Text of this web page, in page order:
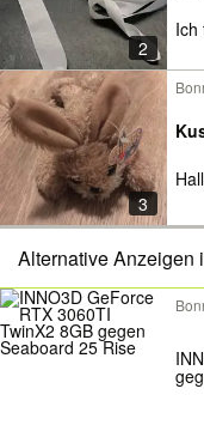
2
Ich
3
Alternative Anzeigen